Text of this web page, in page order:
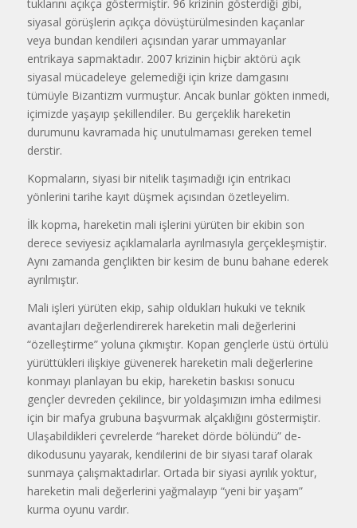
tuklarını açıkça göstermiştir. 96 kri­zinin gösterdiği gibi,
siyasal görüş­lerin açıkça dövüştürülmesinden ka­çanlar
veya bundan kendileri açısından yarar ummayanlar
entrikaya sapmaktadır. 2007 krizinin hiçbir ak­törü açık
siyasal mücadeleye gele­mediği için krize damgasını
tümüyle Bizantizm vurmuştur. Ancak bunlar gökten inmedi,
içimizde yaşayıp şe­killendiler. Bu gerçeklik hareketin
durumunu kavramada hiç unutulmaması gereken temel
derstir.
Kopmaların, siyasi bir nitelik ta­şımadığı için entrikacı
yönlerini tari­he kayıt düşmek açısından özetleyelim.
İlk kopma, ha­reketin mali iş­lerini yürüten bir e­kibin son
derece seviyesiz açıkla­malarla ayrılmasıyla gerçekleşmiş­tir.
Aynı zamanda gençlikten bir ke­sim de bunu bahane ederek
ayrılmış­tır.
Mali işleri yürüten ekip, sahip oldukları hukuki ve teknik
avantajları değerlendirerek hareketin mali değerlerini
“özelleştirme” yoluna çık­mıştır. Kopan gençlerle üstü örtülü
yürüttükleri ilişkiye güvenerek hareketin mali değerlerine
konmayı plan­layan bu ekip, hareketin baskısı so­nucu
gençler devreden çekilince, bir yoldaşımızın imha edilmesi
için bir mafya grubuna başvurmak alçaklığı­nı göstermiştir.
Ulaşabildikleri çevrelerde “hareket dörde bölündü” de­
dikodusunu yayarak, kendilerini de bir siyasi taraf olarak
sunmaya çalışmaktadırlar. Ortada bir siyasi ayrılık yoktur,
hareketin mali değerlerini yağmalayıp “yeni bir yaşam”
kurma oyunu vardır.